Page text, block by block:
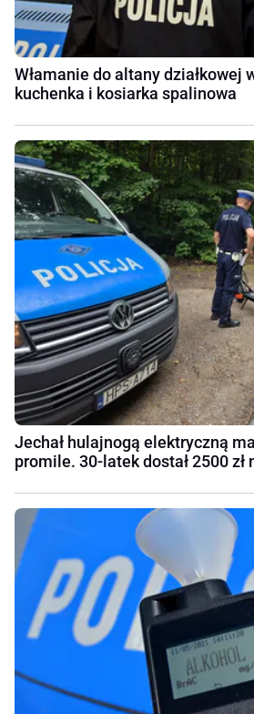
Włamanie do altany działkowej
kuchenka i kosiarka spalinowa
Jechał hulajnogą elektryczną
promile. 30-latek dostał 2500 zł